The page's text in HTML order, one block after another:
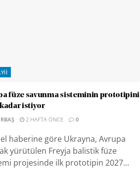
füze savunma sisteminin prototipini
istiyor
2 HAFTA ÖNCE 0
haberine göre Ukrayna, Avrupa
yürütülen Freyja balistik füze
projesinde ilk prototipin 2027...